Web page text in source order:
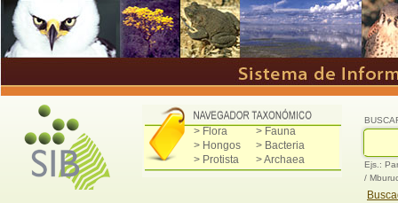
> Flora
> Fauna
> Hongos
> Bacteria
> Protista
> Archaea
Ejs.:
/